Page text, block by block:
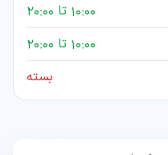
10:00 تا 20:00
10:00 تا 20:00
بسته